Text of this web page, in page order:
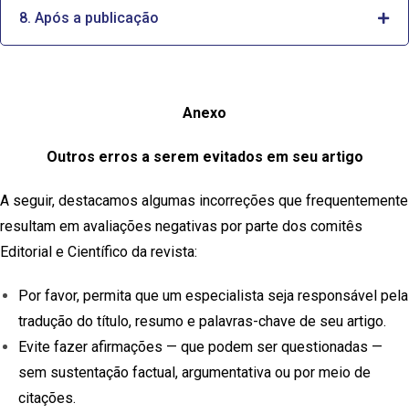
8. Após a publicação
Anexo
Outros erros a serem evitados em seu artigo
A seguir, destacamos algumas incorreções que frequentemente
resultam em avaliações negativas por parte dos comitês
Editorial e Científico da revista:
Por favor, permita que um especialista seja responsável pela
tradução do título, resumo e palavras-chave de seu artigo.
Evite fazer afirmações — que podem ser questionadas —
sem sustentação factual, argumentativa ou por meio de
citações.